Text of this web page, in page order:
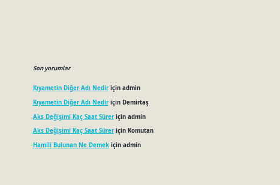
Son yorumlar
Kıyametin Diğer Adı Nediriçin admin
Kıyametin Diğer Adı Nediriçin Demirtaş
Aks Değişimi Kaç Saat Süreriçin admin
Aks Değişimi Kaç Saat Süreriçin Komutan
Hamili Bulunan Ne Demekiçin admin